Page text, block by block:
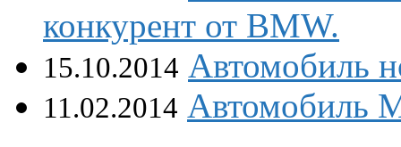
конкурент от BMW.
15.10.2014 Автомобиль
11.02.2014 Автомобиль